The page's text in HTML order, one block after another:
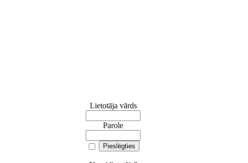
Lietotāja vārds
Parole